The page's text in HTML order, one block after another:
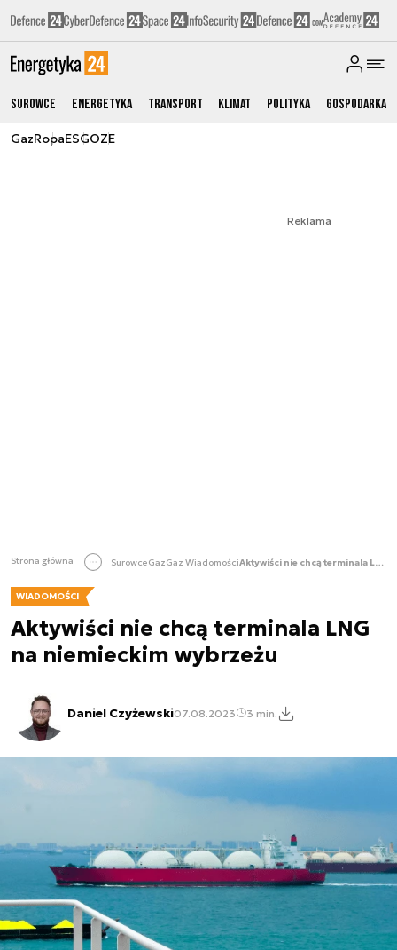
Surowce Energetyka Transport Klimat Polityka Gospodarka
GazRopaESGOZE
Reklama
Strona główna SurowceGazGaz Wiadomości Aktywiści nie chcą terminala LNG na niemieckim wybrzeżu
WIADOMOŚCI
Aktywiści nie chcą terminala LNG
na niemieckim wybrzeżu
Daniel Czyżewski07.08.2023 3 min.